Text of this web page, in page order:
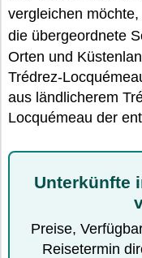
vergleichen
die übergeordnete
Orten und
Trédrez-
aus ländlicherem
Locquémeau der
Unterkünfte
Preise,
Reisetermin